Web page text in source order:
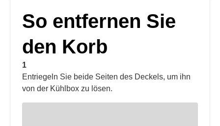
So entfernen Sie
den Korb
1
Entriegeln Sie beide Seiten des Deckels, um ihn
von der Kühlbox zu lösen.